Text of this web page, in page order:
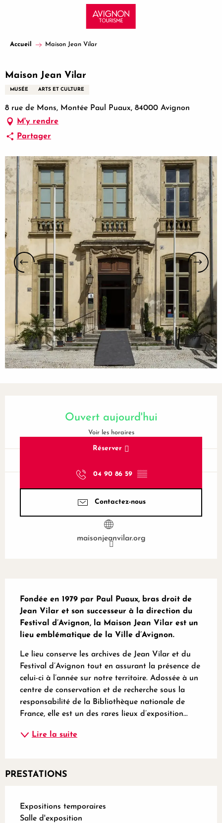
principal
Accueil Maison Jean Vilar
Maison Jean Vilar
MUSÉE ARTS ET CULTURE
8 rue de Mons, Montée Paul Puaux, 84000 Avignon
M'y rendre
Partager
Ouvert aujourd'hui
Voir les horaires
Réserver
04 90 86 59 ▒▒
Contactez-nous
maisonjeanvilar.org
Fondée en 1979 par Paul Puaux, bras droit de
Jean Vilar et son successeur à la direction du
Festival d’Avignon, la Maison Jean Vilar est un
lieu emblématique de la Ville d’Avignon.
Le lieu conserve les archives de Jean Vilar et du
Festival d’Avignon tout en assurant la présence de
celui-ci à l’année sur notre territoire. Adossée à un
centre de conservation et de recherche sous la
responsabilité de la Bibliothèque nationale de
France, elle est un des rares lieux d’exposition...
Lire la suite
PRESTATIONS
Expositions temporaires
Salle d'exposition